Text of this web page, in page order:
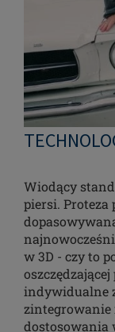
Wiodący
piersi. Proteza
w 3D - czy to
indywidualne
zintegrowanie
dostosowania